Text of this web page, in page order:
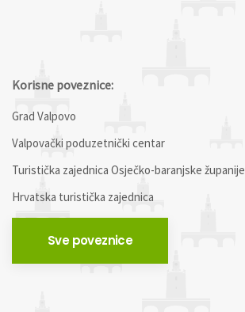
Korisne poveznice:
Grad Valpovo
Valpovački poduzetnički centar
Turistička zajednica Osječko-baranjske županije
Hrvatska turistička zajednica
Sve poveznice